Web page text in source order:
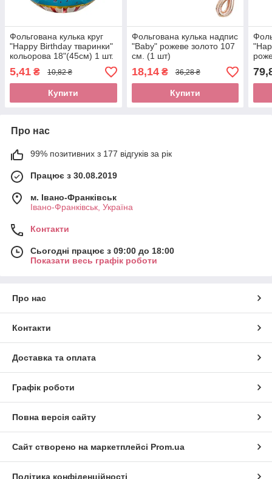
Фольгована кулька круг
"Happy Birthday тваринки"
кольорова 18"(45см) 1 шт.
5,41 ₴ 10,82 ₴
Купити
Фольгована кулька надпис
"Baby" рожеве золото 107
см. (1 шт)
18,14₴ 36,28 ₴
Купити
Про нас
99% позитивних з 177 відгуків за рік
Працює з 30.08.2019
м. Івано-Франківськ
Івано-Франківськ, Україна
Контакти
Сьогодні працює з 09:00 до 18:00
Показати весь графік роботи
Про нас
Контакти
Доставка та оплата
Графік роботи
Повна версія сайту
Сайт створено на маркетплейсі Prom.ua
Політика конфіденційності